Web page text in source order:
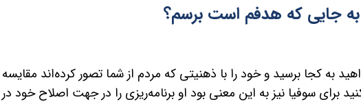
جایی که هدفم است برسم؟
به کجا برسید و خود را با ذهنیتی که مردم از شما تصور کرده‌اند مقایسه
برای سوفیا نیز به این معنی بود او برنامه‌ریزی را در جهت اصلاح خود در